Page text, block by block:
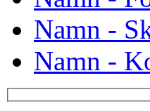
Namn -
Namn -